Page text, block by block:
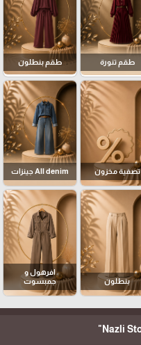
طقم تنورة طقم بنطلون
تصفية مخزون All denim جينزات
بنطلون
افرهول و
جمبسوت